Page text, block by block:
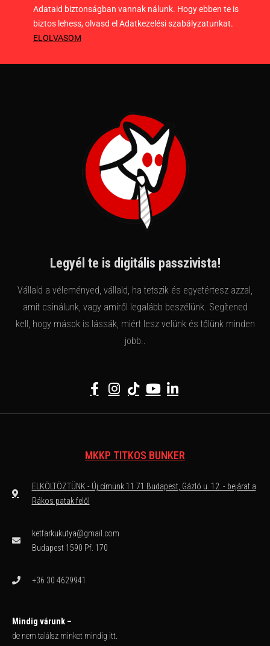
Adataid biztonságban vannak nálunk. Hogy ebben te is
biztos lehess, olvasd el Adatkezelési szabályzatunkat.
ELOLVASOM
Legyél te is digitális passzivista!
Vállald a véleményed, vállald, ha tetszik és egyetértesz azzal,
amit csinálunk, vagy amiről legalább beszélünk. Segítened
kell, hogy mások is lássák, miért lesz velünk és tőlünk minden
jobb..
MKKP TITKOS BUNKER
ELKÖLTÖZTÜNK - Új címünk 11 71 Budapest, Gázló u. 12. - bejárat a
Rákos patak felől
ketfarkukutya@gmail.com
Budapest 1590 Pf. 170
+36 30 4629941
Mindig várunk –
de nem találsz minket mindig itt.